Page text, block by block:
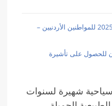
تأشيرة فيتنام الإلكترونية لعام 2025 للمواطنين الأردنيين –
للحصول على تأشيرة
شهيرة لسنوات